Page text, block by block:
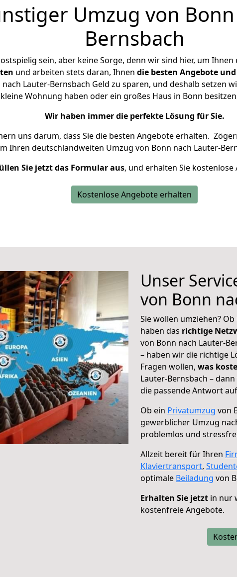
Umzug von
Bernsbach
sein, aber keine Sorge, denn wir sind hier, um Ihnen
und arbeiten stets daran, Ihnen die besten Angebote und
Lauter-Bernsbach Geld zu sparen, und deshalb setzen
Wohnung haben oder ein großes Haus in Bonn
Wir haben immer die perfekte Lösung für Sie.
uns darum, dass Sie die besten Angebote erhalten.
Ihren deutschlandweiten Umzug von Bonn nach Lauter-
Sie jetzt das Formular aus, und erhalten Sie kostenlose
Kostenlose Angebote erhalten
Unser
von Bonn
Sie wollen umziehen?
haben das richtige
von Bonn nach Lauter-
– haben wir die richtige
Fragen wollen, was
Lauter-Bernsbach –
die passende Antwort
Ob ein Privatumzug von
gewerblicher Umzug
problemlos und
Allzeit bereit für Ihren
Klaviertransport,
optimale Beiladung von
Erhalten Sie jetzt in nur
kostenfreie Angebote.